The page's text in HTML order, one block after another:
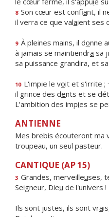
8 Son cœur est confiant, il
il verra ce que valaient ses
9 À pleines mains, il donne
à jamais se maintiendra sa
sa puissance grandira, et
10 L'impie le voit et s'irrite ;
il grince des dents et se
L'ambition des impies se
ANTIENNE
Mes brebis écouteront ma
troupeau, un seul pasteur.
CANTIQUE (AP 15)
3 Grandes, merveilleuses,
Seigneur, Dieu de l'univers !
Ils sont justes, ils sont vra